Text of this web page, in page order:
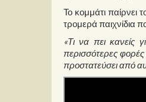
Το κομμάτι παίρνει
τρομερά παιχνίδια
«Τι να πει κανείς
περισσότερες
προστατεύσει από